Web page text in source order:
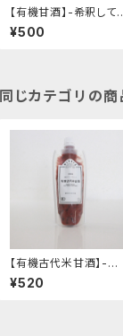
【有機甘酒】-希釈して
むタイプ・有機米の優し
い甘み- "200g"│オー
¥500
同じカテゴリの商
【有機古代米甘酒】-希
釈して飲むタイプ・香ば
しい味わい- "200g"│
¥520